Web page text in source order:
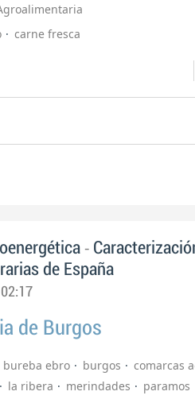
carne fresca
-
de España
de Burgos
bureba ebro burgos
comarcas
la ribera merindades paramos